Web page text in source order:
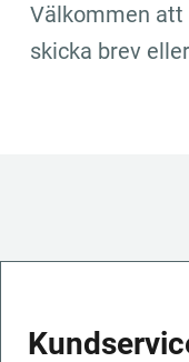
Välkommen att
skicka brev